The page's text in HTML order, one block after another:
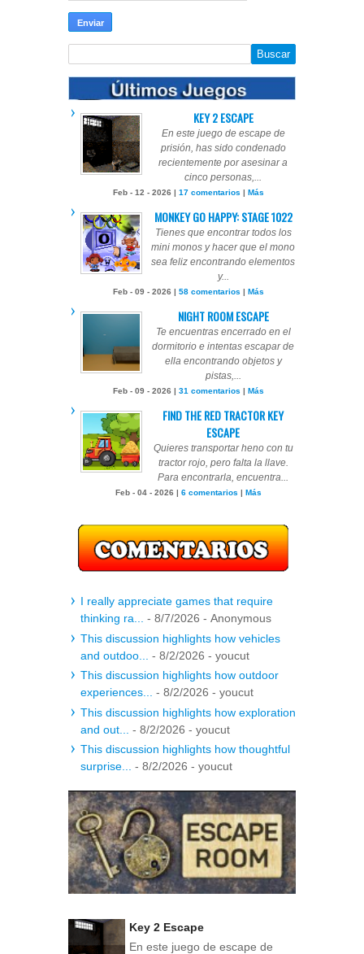
KEY 2 ESCAPE
En este juego de escape de
prisión, has sido condenado
recientemente por asesinar a
cinco personas,...
Feb - 12 - 2026 | 17 comentarios | Más
MONKEY GO HAPPY: STAGE 1022
Tienes que encontrar todos los
mini monos y hacer que el mono
sea feliz encontrando elementos
y...
Feb - 09 - 2026 | 58 comentarios | Más
NIGHT ROOM ESCAPE
Te encuentras encerrado en el
dormitorio e intentas escapar de
ella encontrando objetos y
pistas,...
Feb - 09 - 2026 | 31 comentarios | Más
FIND THE RED TRACTOR KEY
ESCAPE
Quieres transportar heno con tu
tractor rojo, pero falta la llave.
Para encontrarla, encuentra...
Feb - 04 - 2026 | 6 comentarios | Más
I really appreciate games that require
thinking ra...
- 8/7/2026 - Anonymous
This discussion highlights how vehicles
and outdoo...
- 8/2/2026 - youcut
This discussion highlights how outdoor
experiences...
- 8/2/2026 - youcut
This discussion highlights how exploration
and out...
- 8/2/2026 - youcut
This discussion highlights how thoughtful
surprise...
- 8/2/2026 - youcut
Key 2 Escape
En este juego de escape de